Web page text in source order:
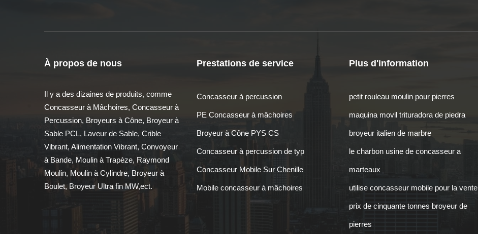
À propos de nous
Il y a des dizaines de produits, comme
Concasseur à Mâchoires, Concasseur à
Percussion, Broyeurs à Cône, Broyeur à
Sable PCL, Laveur de Sable, Crible
Vibrant, Alimentation Vibrant, Convoyeur
à Bande, Moulin à Trapèze, Raymond
Moulin, Moulin à Cylindre, Broyeur à
Boulet, Broyeur Ultra fin MW,ect.
Prestations de service
Concasseur à percussion
PE Concasseur à mâchoires
Broyeur à Cône PYS CS
Concasseur à percussion de typ
Concasseur Mobile Sur Chenille
Mobile concasseur à mâchoires
Plus d'information
petit rouleau moulin pour pierres
maquina movil trituradora de piedra
broyeur italien de marbre
le charbon usine de concasseur a
marteaux
utilise concasseur mobile pour la vente
prix de cinquante tonnes broyeur de
pierres